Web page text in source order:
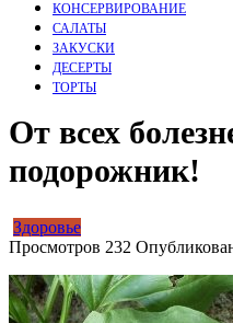
КОНСЕРВИРОВАНИЕ
САЛАТЫ
ЗАКУСКИ
ДЕСЕРТЫ
ТОРТЫ
От всех
подорожник!
Здоровье
Просмотров 232